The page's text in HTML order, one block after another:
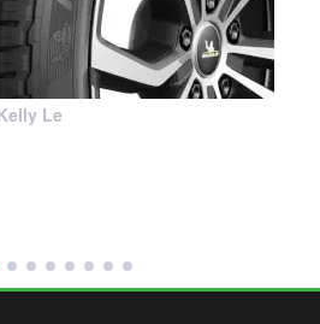
Michelin Primacy SUV: Đáng
Le